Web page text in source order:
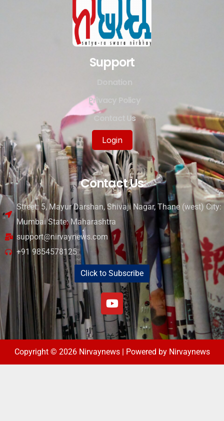
Support
Privacy Policy
Contact Us
Login
Contact Us
Street: 5, Mayur Darshan, Shivaji Nagar, Thane (west) City:
Mumbai State: Maharashtra
support@nirvaynews.com
+91 9854578125
Click to Subscribe
Copyright © 2026 Nirvaynews | Powered by Nirvaynews